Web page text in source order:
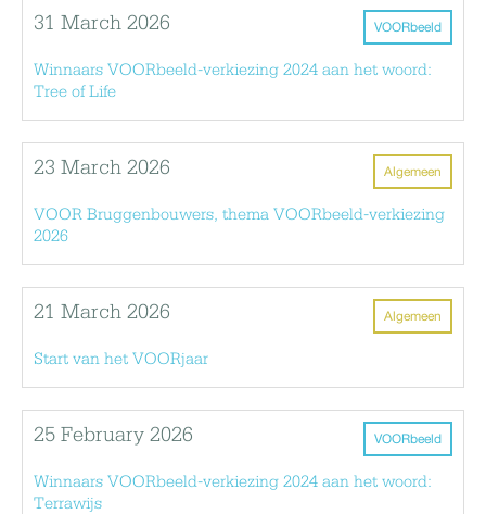
VOORbeeld
31 March 2026
Winnaars VOORbeeld-verkiezing 2024 aan het woord:
Tree of Life
Algemeen
23 March 2026
VOOR Bruggenbouwers, thema VOORbeeld-verkiezing
2026
Algemeen
21 March 2026
Start van het VOORjaar
VOORbeeld
25 February 2026
Winnaars VOORbeeld-verkiezing 2024 aan het woord:
Terrawijs